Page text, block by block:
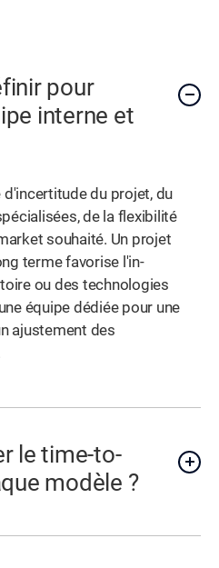
pour
interne et
du projet, du
de la flexibilité
souhaité. Un projet
terme favorise l'in-
ou des technologies
équipe dédiée pour une
ajustement des
le time-to-
modèle ?